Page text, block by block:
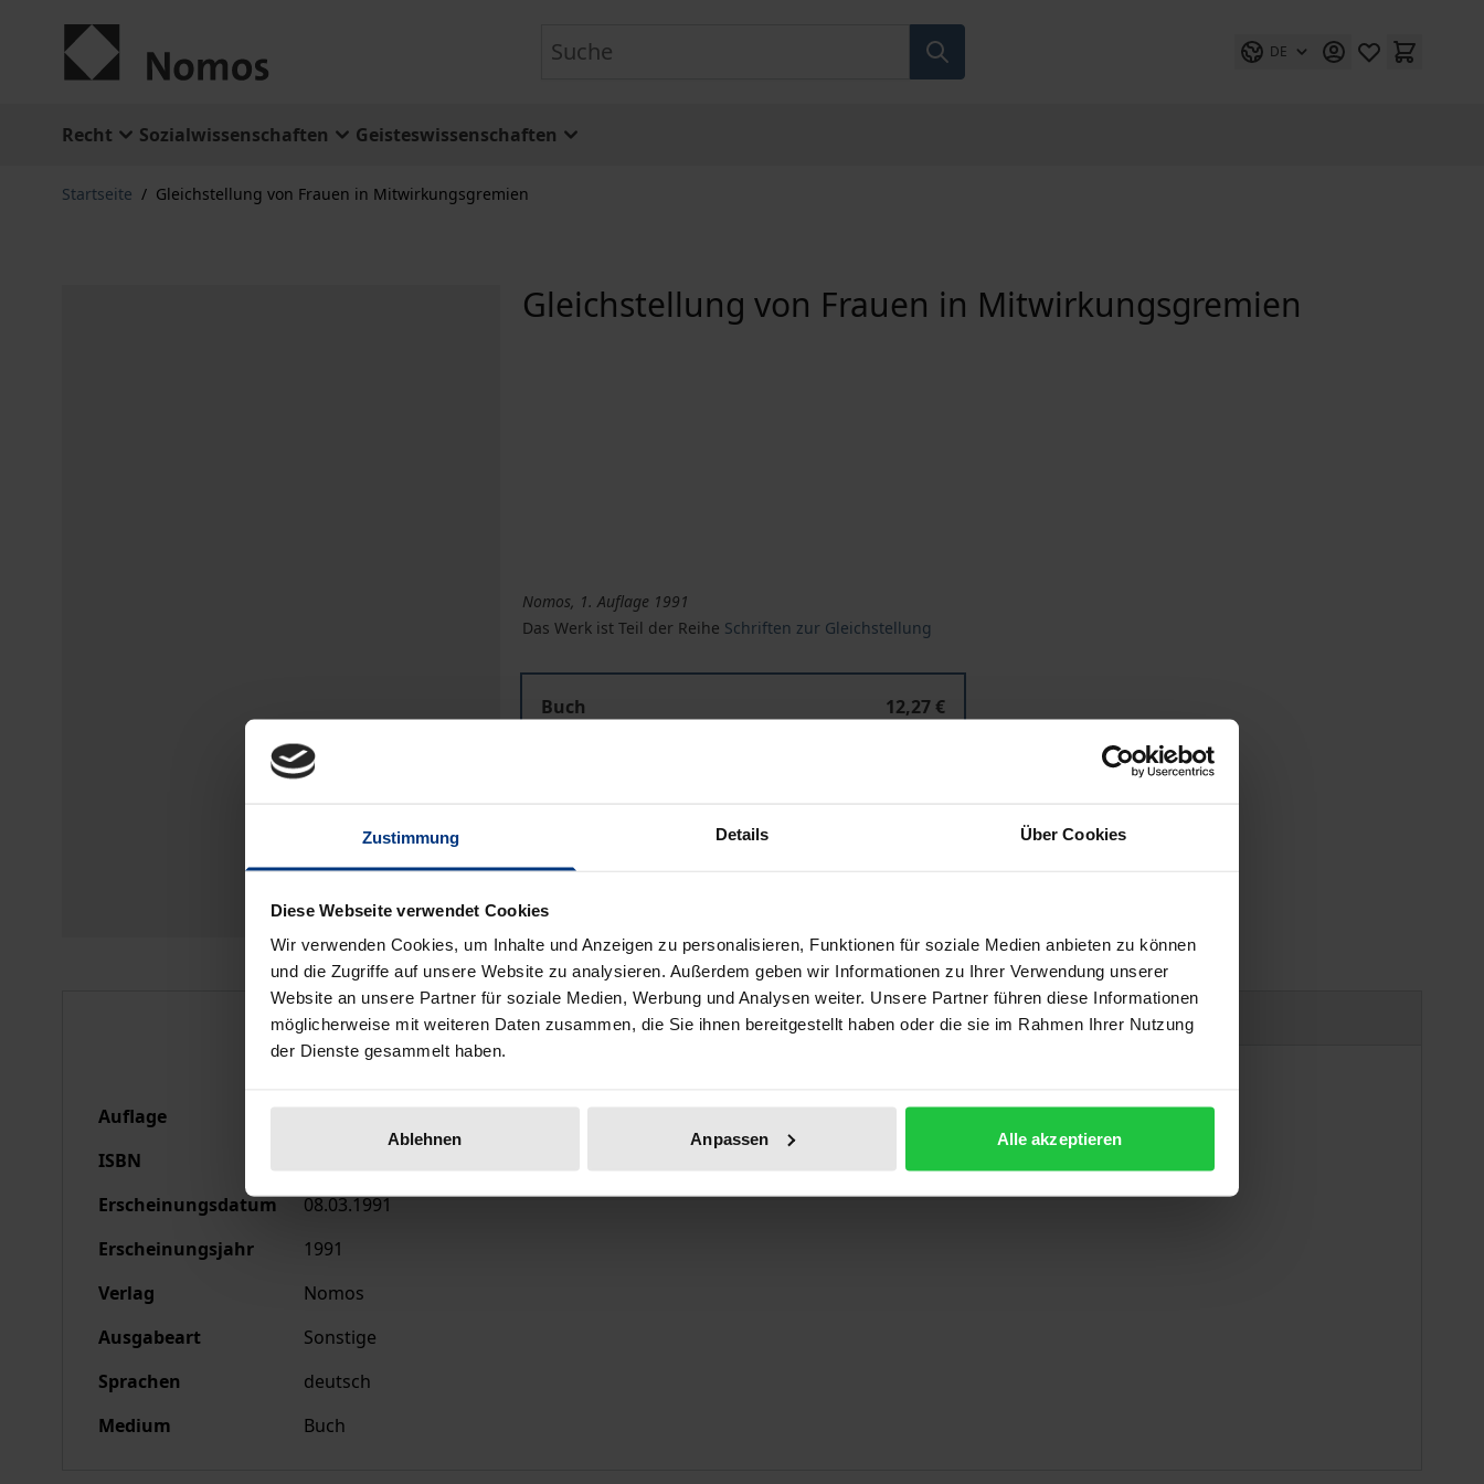
Zustimmung Details Über Cookies
Diese Webseite verwendet Cookies
Wir verwenden Cookies, um Inhalte und Anzeigen zu personalisieren, Funktionen für soziale Medien anbieten zu können
und die Zugriffe auf unsere Website zu analysieren. Außerdem geben wir Informationen zu Ihrer Verwendung unserer
Website an unsere Partner für soziale Medien, Werbung und Analysen weiter. Unsere Partner führen diese Informationen
möglicherweise mit weiteren Daten zusammen, die Sie ihnen bereitgestellt haben oder die sie im Rahmen Ihrer Nutzung
der Dienste gesammelt haben.
Ablehnen Anpassen Alle akzeptieren
DE
Recht Sozialwissenschaften Geisteswissenschaften
Startseite / Gleichstellung von Frauen in Mitwirkungsgremien
Gleichstellung von Frauen in Mitwirkungsgremien
Nomos, 1. Auflage 1991
Das Werk ist Teil der Reihe Schriften zur Gleichstellung
Buch
12,27 €
In den Warenkorb
Hinweise zu Versandkosten
Bibliografische Angaben Produktsicherheit
Auflage
ISBN
Erscheinungsdatum
08.03.1991
Erscheinungsjahr
1991
Verlag
Nomos
Ausgabeart
Sonstige
Sprachen
deutsch
Medium
Buch